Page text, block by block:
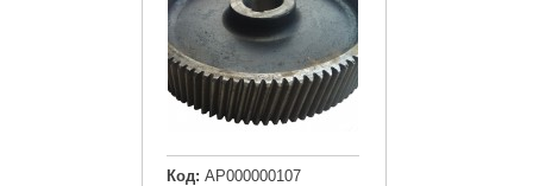
Код: АР000000107